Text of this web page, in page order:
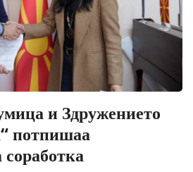
и Здружението
потпишаа